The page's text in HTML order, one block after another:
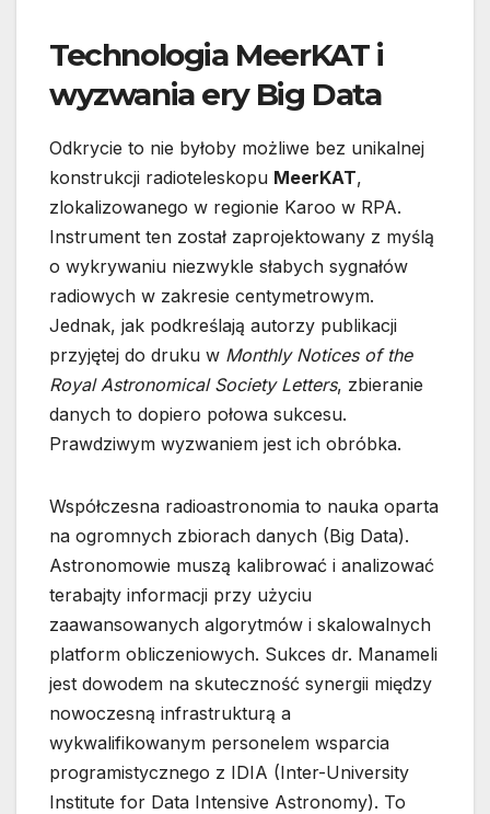
Technologia MeerKAT i
wyzwania ery Big Data
Odkrycie to nie byłoby możliwe bez unikalnej
konstrukcji radioteleskopu MeerKAT,
zlokalizowanego w regionie Karoo w RPA.
Instrument ten został zaprojektowany z myślą
o wykrywaniu niezwykle słabych sygnałów
radiowych w zakresie centymetrowym.
Jednak, jak podkreślają autorzy publikacji
przyjętej do druku w Monthly Notices of the
Royal Astronomical Society Letters, zbieranie
danych to dopiero połowa sukcesu.
Prawdziwym wyzwaniem jest ich obróbka.
Współczesna radioastronomia to nauka oparta
na ogromnych zbiorach danych (Big Data).
Astronomowie muszą kalibrować i analizować
terabajty informacji przy użyciu
zaawansowanych algorytmów i skalowalnych
platform obliczeniowych. Sukces dr. Manameli
jest dowodem na skuteczność synergii między
nowoczesną infrastrukturą a
wykwalifikowanym personelem wsparcia
programistycznego z IDIA (Inter-University
Institute for Data Intensive Astronomy). To